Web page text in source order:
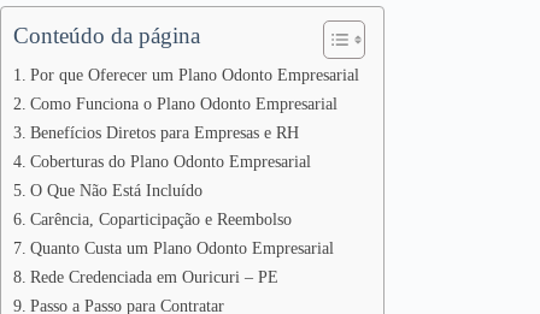
Conteúdo da página
Por que Oferecer um Plano Odonto Empresarial
Como Funciona o Plano Odonto Empresarial
Benefícios Diretos para Empresas e RH
Coberturas do Plano Odonto Empresarial
O Que Não Está Incluído
Carência, Coparticipação e Reembolso
Quanto Custa um Plano Odonto Empresarial
Rede Credenciada em Ouricuri – PE
Passo a Passo para Contratar